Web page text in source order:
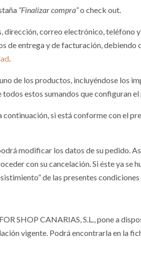
“Finalizar compra”o check out.
dirección, correo electrónico, teléfono
de entrega y de facturación, debiendo
.
de los productos, incluyéndose los
estos sumandos que configuran
si está conforme con el
modificar los datos de su pedido.
con su cancelación. Si éste ya se
de las presentes condiciones
SHOP CANARIAS, S.L., pone a
vigente. Podrá encontrarla en la